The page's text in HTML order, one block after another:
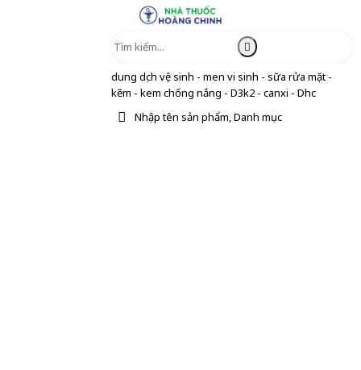
dung dịch vệ sinh - men vi sinh - sữa rửa mặt -
kẽm - kem chống nắng - D3k2 - canxi - Dhc
Nhập tên sản phẩm, Danh mục